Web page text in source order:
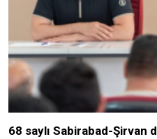
68 saylı Sabirabad-Şirvan